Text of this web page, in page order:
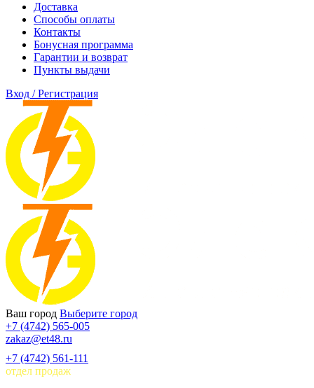
Доставка
Способы оплаты
Контакты
Бонусная программа
Гарантии и возврат
Пункты выдачи
Вход / Регистрация
Ваш город Выберите город
+7 (4742) 565-005
zakaz@et48.ru
+7 (4742) 561-111
отдел продаж